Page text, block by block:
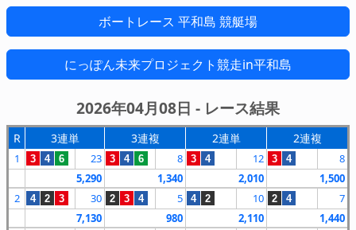
ボートレース 平和島 競艇場
にっぽん未来プロジェクト競走in平和島
2026年04月08日 - レース結果
R 3連単 3連複 2連単 2連複
1 3 4 6 23 3 4 6 8 3 4 12 3 4
8
5,290
1,340 2,010
1,500
2
4 2 3 30 2 3 4 5 4 2 10 2 4
7
7,130
980 2,110
1,440